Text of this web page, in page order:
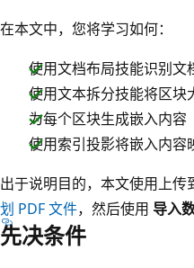
在本文中，您将学习如何：
使用文档布局技能识别文
使用文本拆分技能将区
为每个区块生成嵌入内容
使用索引投影将嵌入内容
出于说明目的，本文使用上
划 PDF 文件，然后使用 导入
先决条件